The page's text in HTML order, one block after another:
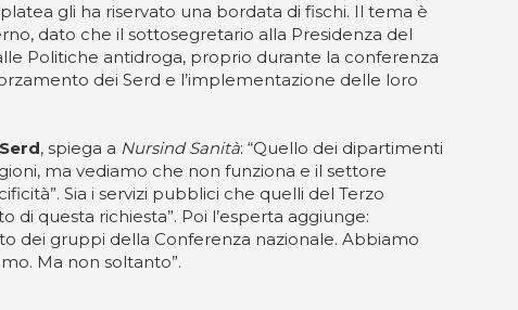
gli ha riservato una bordata di fischi. Il tema è
dato che il sottosegretario alla Presidenza del
Politiche antidroga, proprio durante la conferenza
dei Serd e l’implementazione delle loro
, spiega a Nursind Sanità: “Quello dei dipartimenti
ma vediamo che non funziona e il settore
Sia i servizi pubblici che quelli del Terzo
questa richiesta”. Poi l’esperta aggiunge:
dei gruppi della Conferenza nazionale. Abbiamo
Ma non soltanto”.